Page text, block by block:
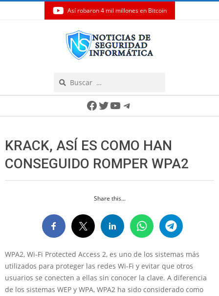
Así robaron 4 mil millones en Bitcoin
Facebook
Twitter
YouTube
Telegram
KRACK, ASÍ ES COMO HAN
CONSEGUIDO ROMPER WPA2
Share this...
WPA2, Wi-Fi Protected Access 2, es uno de los sistemas más
utilizados para proteger las redes Wi-Fi y evitar que otros
usuarios se conecten a ellas sin conocer la clave. A diferencia
de los sistemas WEP y WPA, WPA2 ha sido considerado como